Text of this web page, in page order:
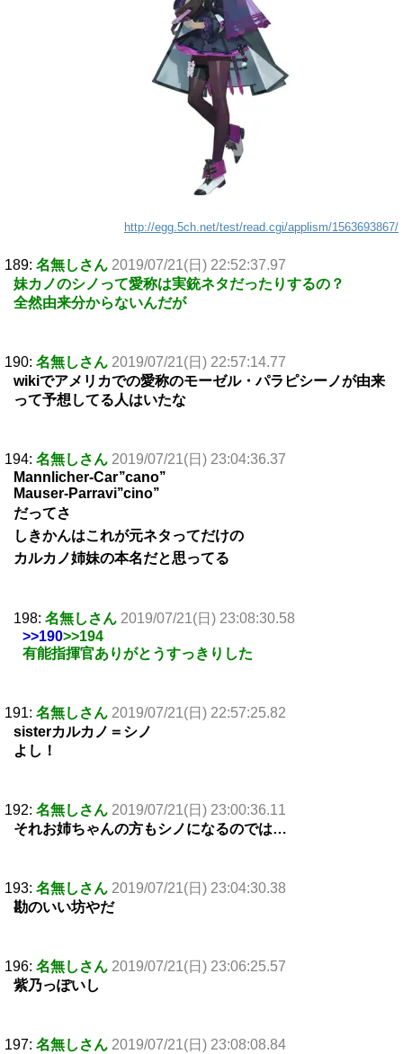
http://egg.5ch.net/test/read.cgi/applism/1563693867/
189: 名無しさん 2019/07/21(日) 22:52:37.97
妹カノのシノって愛称は実銃ネタだったりするの？
全然由来分からないんだが
190: 名無しさん 2019/07/21(日) 22:57:14.77
wikiでアメリカでの愛称のモーゼル・パラピシーノが由来
って予想してる人はいたな
194: 名無しさん 2019/07/21(日) 23:04:36.37
Mannlicher-Car’’cano’’
Mauser-Parravi’’cino’’
だってさ
しきかんはこれが元ネタってだけの
カルカノ姉妹の本名だと思ってる
198: 名無しさん 2019/07/21(日) 23:08:30.58
>>190>>194
有能指揮官ありがとうすっきりした
191: 名無しさん 2019/07/21(日) 22:57:25.82
sisterカルカノ＝シノ
よし！
192: 名無しさん 2019/07/21(日) 23:00:36.11
それお姉ちゃんの方もシノになるのでは…
193: 名無しさん 2019/07/21(日) 23:04:30.38
勘のいい坊やだ
196: 名無しさん 2019/07/21(日) 23:06:25.57
紫乃っぽいし
197: 名無しさん 2019/07/21(日) 23:08:08.84